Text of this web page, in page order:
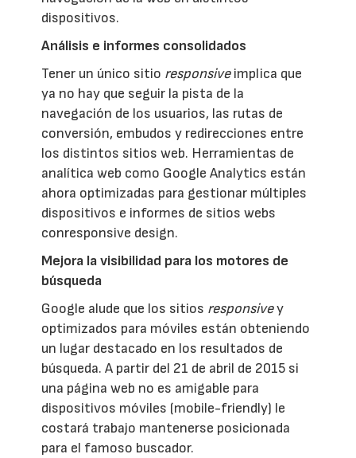
dispositivos.
Análisis e informes consolidados
Tener un único sitio responsiveimplica que
ya no hay que seguir la pista de la
navegación de los usuarios, las rutas de
conversión, embudos y redirecciones entre
los distintos sitios web. Herramientas de
analítica web como Google Analytics están
ahora optimizadas para gestionar múltiples
dispositivos e informes de sitios webs
conresponsive design.
Mejora la visibilidad para los motores de
búsqueda
Google alude que los sitios responsivey
optimizados para móviles están obteniendo
un lugar destacado en los resultados de
búsqueda. A partir del 21 de abril de 2015 si
una página web no es amigable para
dispositivos móviles (mobile-friendly) le
costará trabajo mantenerse posicionada
para el famoso buscador.